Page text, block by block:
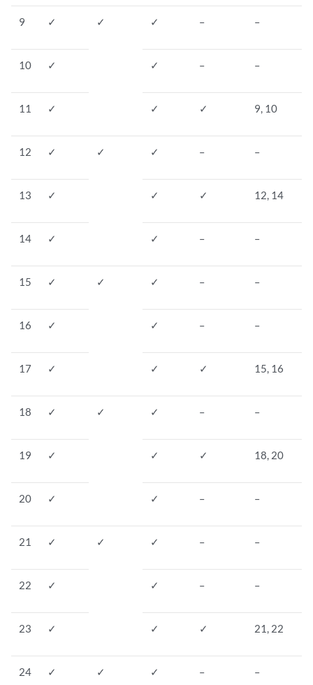
9 ✓ ✓ ✓ – –
10 ✓ ✓ – –
11 ✓ ✓ ✓ 9, 10
12 ✓ ✓ ✓ – –
13 ✓ ✓ ✓ 12, 14
14 ✓ ✓ – –
15 ✓ ✓ ✓ – –
16 ✓ ✓ – –
17 ✓ ✓ ✓ 15, 16
18 ✓ ✓ ✓ – –
19 ✓ ✓ ✓ 18, 20
20 ✓ ✓ – –
21 ✓ ✓ ✓ – –
22 ✓ ✓ – –
23 ✓ ✓ ✓ 21, 22
24 ✓ ✓ ✓ – –